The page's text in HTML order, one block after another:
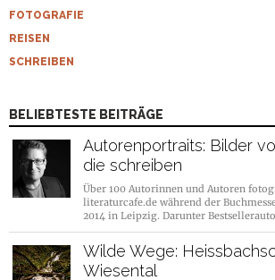
FOTOGRAFIE
REISEN
SCHREIBEN
BELIEBTESTE BEITRÄGE
Autorenportraits: Bilder
die schreiben
Über 100 Autorinnen und Autoren
literaturcafe.de während der
2014 in Leipzig. Darunter
Wilde Wege:
Wiesental